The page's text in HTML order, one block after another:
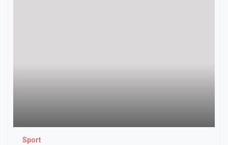
Sport